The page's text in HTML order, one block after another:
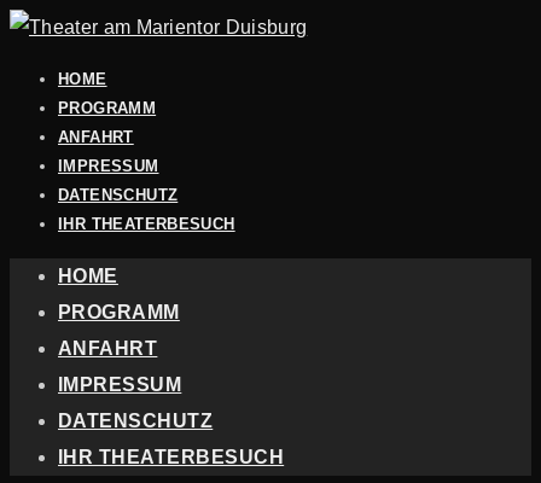
HOME
PROGRAMM
ANFAHRT
IMPRESSUM
DATENSCHUTZ
IHR THEATERBESUCH
HOME
PROGRAMM
ANFAHRT
IMPRESSUM
DATENSCHUTZ
IHR THEATERBESUCH